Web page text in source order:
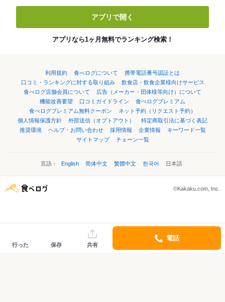
アプリで開く
アプリなら1ヶ月無料でランキング検索！
利用規約 食べログについて
携帯電話番号認証とは
口コミ・ランキングに対する取り組み
飲食店・飲食企業様向けサービス
食べログ店舗会員について
広告（メーカー・団体様等向け）について
機能改善要望
口コミガイドライン
食べログプレミアム
食べログプレミアム無料クーポン
ネット予約（リクエスト予約）
個人情報保護方針
外部送信（オプトアウト）
特定商取引法に基づく表記
推奨環境
ヘルプ・お問い合わせ 採用情報 企業情報
キーワード一覧
サイトマップ
チェーン一覧
言語： English 简体中文 繁體中文 한국어 日本語
©Kakaku.com, Inc.
行った 保存 共有
電話